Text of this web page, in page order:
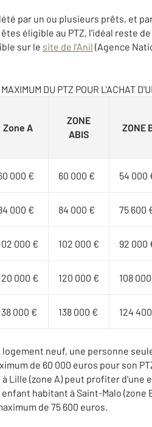
par un ou plusieurs prêts, et
éligible au PTZ, l'idéal reste
sur le site de l'Anil (Agence
DU PTZ POUR L'ACHAT
Zone A
ZONE
ABIS
ZONE
000 € 60 000 € 54 000
000 € 84 000 € 75 600
000 € 102 000 € 92 000
000 € 120 000 € 108
000 € 138 000 € 124
neuf, une personne
de 60 000 euros pour son
Lille (zone A) peut profiter d'une
habitant à Saint-Malo (zone
de 75 600 euros.